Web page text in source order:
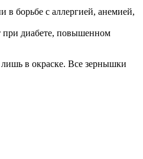
борьбе с аллергией, анемией,
при диабете, повышенном
в окраске. Все зернышки